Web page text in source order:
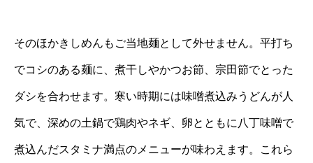
そのほかきしめんもご当地麺として外せません。平打ち
でコシのある麺に、煮干しやかつお節、宗田節でとった
ダシを合わせます。寒い時期には味噌煮込みうどんが人
気で、深めの土鍋で鶏肉やネギ、卵とともに八丁味噌で
煮込んだスタミナ満点のメニューが味わえます。これら